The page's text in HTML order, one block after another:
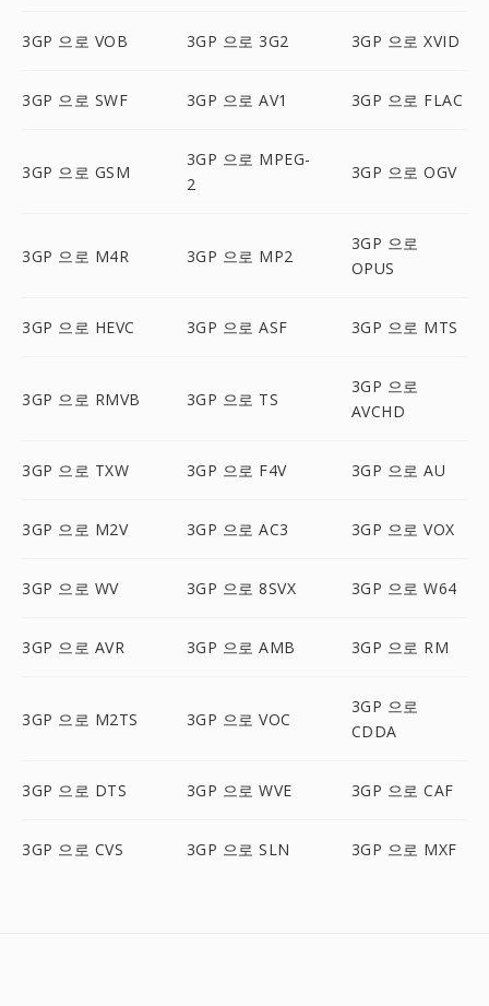
3GP 으로 VOB 3GP 으로 3G2 3GP 으로 XVID
3GP 으로 SWF 3GP 으로 AV1 3GP 으로 FLAC
3GP 으로 GSM
3GP 으로 MPEG-
2
3GP 으로 OGV
3GP 으로 M4R 3GP 으로 MP2
3GP 으로
OPUS
3GP 으로 HEVC 3GP 으로 ASF 3GP 으로 MTS
3GP 으로 RMVB 3GP 으로 TS
3GP 으로
AVCHD
3GP 으로 TXW 3GP 으로 F4V 3GP 으로 AU
3GP 으로 M2V 3GP 으로 AC3 3GP 으로 VOX
3GP 으로 WV 3GP 으로 8SVX 3GP 으로 W64
3GP 으로 AVR 3GP 으로 AMB 3GP 으로 RM
3GP 으로 M2TS 3GP 으로 VOC
3GP 으로
CDDA
3GP 으로 DTS 3GP 으로 WVE 3GP 으로 CAF
3GP 으로 CVS 3GP 으로 SLN 3GP 으로 MXF